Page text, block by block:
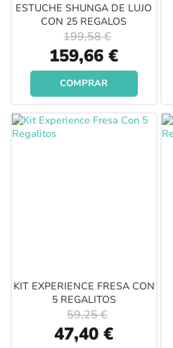
ESTUCHE SHUNGA DE LUJO
CON 25 REGALOS
Special
Price
159,66 €
199,58 €
COMPRAR
KIT EXPERIENCE FRESA CON
5 REGALITOS
Special
Price
47,40 €
59,25 €